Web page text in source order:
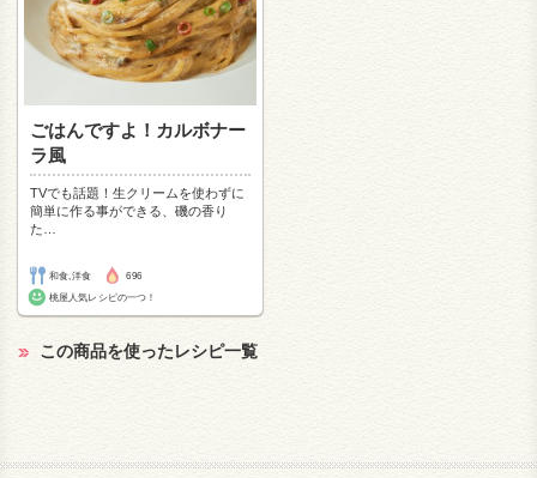
ごはんですよ！カルボナー
ラ風
TVでも話題！生クリームを使わずに
簡単に作る事ができる、磯の香り
た
和食,洋食
696
桃屋人気レシピの一つ！
この商品を使ったレシピ一覧